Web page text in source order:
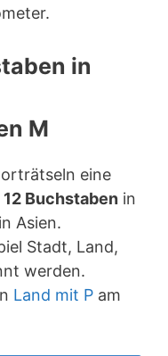
in
M
eine
Buchstaben in
Asien.
Stadt, Land,
werden.
Land mit P am